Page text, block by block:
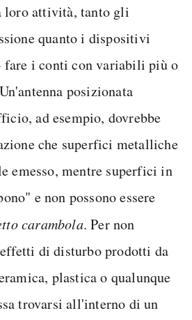
loro attività, tanto gli
quanto i dispositivi
fare i conti con variabili più o
posizionata
ad esempio, dovrebbe
che superfici metalliche
emesso, mentre superfici in
e non possono essere
carambola. Per non
di disturbo prodotti da
plastica o qualunque
trovarsi all'interno di un